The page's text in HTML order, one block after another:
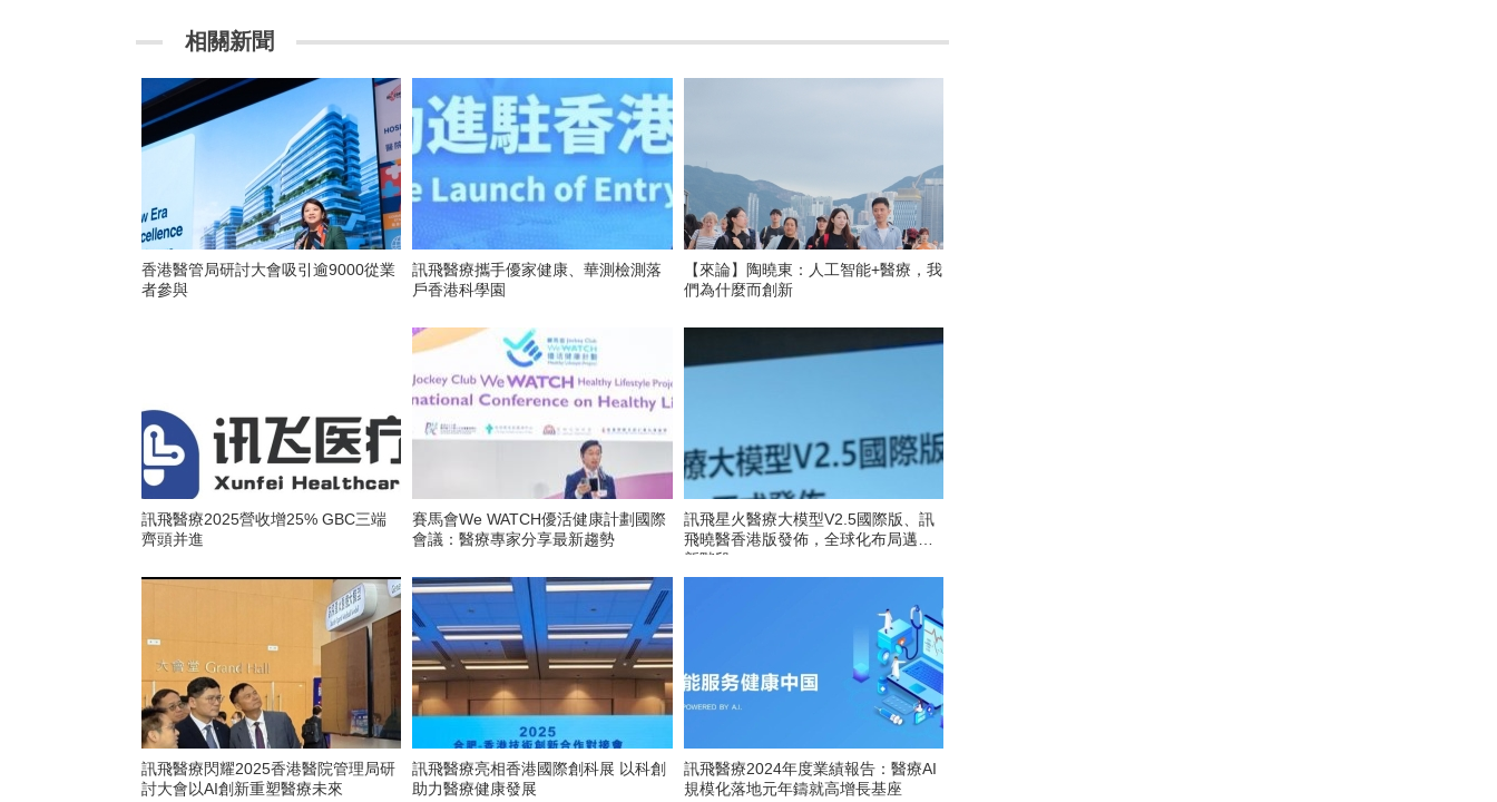
相關新聞
香港醫管局研討大會吸引逾9000從業
者參與
訊飛醫療攜手優家健康、華測檢測落
戶香港科學園
【來論】陶曉東：人工智能+醫療，我
們為什麼而創新
訊飛醫療2025營收增25% GBC三端
齊頭并進
賽馬會We WATCH優活健康計劃國際
會議：醫療專家分享最新趨勢
訊飛星火醫療大模型V2.5國際版、訊
飛曉醫香港版發佈，全球化布局邁入
新階段
訊飛醫療閃耀2025香港醫院管理局研
討大會以AI創新重塑醫療未來
訊飛醫療亮相香港國際創科展 以科創
助力醫療健康發展
訊飛醫療2024年度業績報告：醫療AI
規模化落地元年鑄就高增長基座